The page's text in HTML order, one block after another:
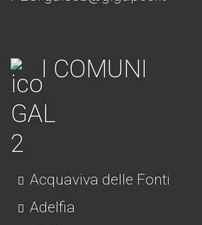
I COMUNI
Acquaviva delle Fonti
Adelfia